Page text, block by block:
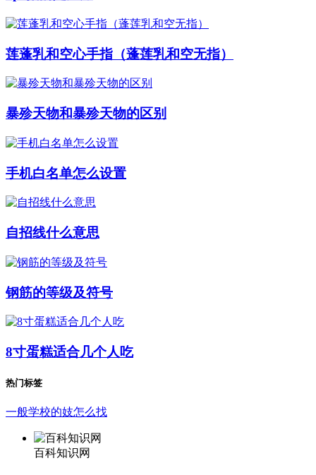
莲蓬乳和空心手指（蓬莲乳和空无指）
暴殄天物和暴殄天物的区别
手机白名单怎么设置
自招线什么意思
钢筋的等级及符号
8寸蛋糕适合几个人吃
热门标签
一般学校的妓怎么找
百科知识网